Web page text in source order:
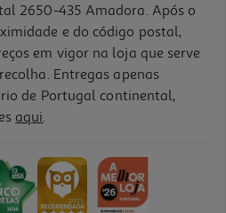
2650-435 Amadora. Após o
e do código postal,
em vigor na loja que serve
Entregas apenas
de Portugal continental,
aqui.